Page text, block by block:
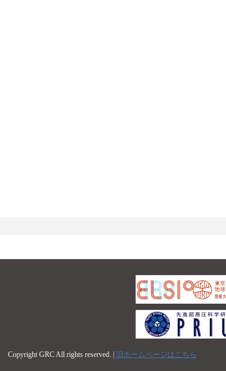
Copyright GRC All rights reserved. |
旧ホームページはこちら